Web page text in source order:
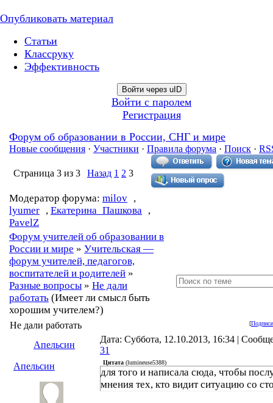
Опубликовать материал
Статьи
Классруку
Эффективность
Войти через uID
Войти с паролем
Регистрация
Форум об образовании в России, СНГ и мире
Новые сообщения · Участники · Правила форума · Поиск ·
Страница 3 из 3 Назад 1 2 3
Модератор форума: milov ,
lyumer , Екатерина_Пашкова ,
PavelZ
Форум учителей об образовании в
России и мире » Учительская —
форум учителей, педагогов,
воспитателей и родителей »
Разные вопросы » Не дали
работать (Имеет ли смысл быть
хорошим учителем?)
[
Не дали работать
Апельсин
Дата: Суббота, 12.10.2013, 16:34 |
31
Апельсин
Цитата (lumineuse5388)
для того и написала сюда, чтобы
мнения тех, кто видит ситуацию со